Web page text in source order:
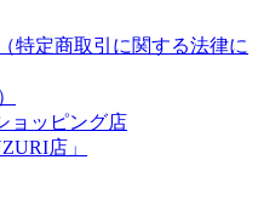
特定商取引に関する法律に
ョッピング店
店」